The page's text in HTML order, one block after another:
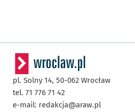
pl. Solny 14, 50-062 Wrocław
tel. 71 776 71 42
e-mail: redakcja@araw.pl